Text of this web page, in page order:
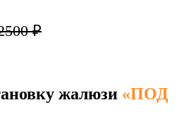
₽
жалюзи «ПОД